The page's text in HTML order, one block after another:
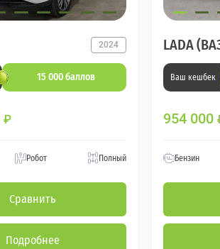
2024
15 000 баллов
₽
Робот Полный
Сравнить
Подробнее
LADA
Ваш кешбек
954 000
Бензин